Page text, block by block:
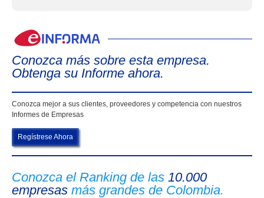
Conozca más sobre esta empresa.
Obtenga su Informe ahora.
Conozca mejor a sus clientes, proveedores y competencia con nuestros
Informes de Empresas
Regístrese Ahora
Conozca el Ranking de las 10.000
empresas más grandes de Colombia.